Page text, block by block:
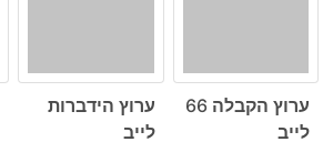
ערוץ הקבלה 66
לייב
ערוץ הידברות
לייב